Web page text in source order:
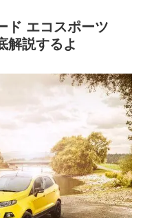
ド エコスポーツ
解説するよ